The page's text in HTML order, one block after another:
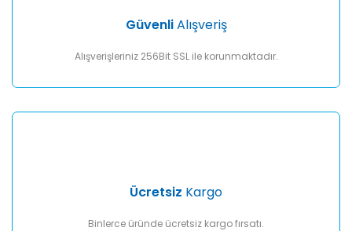
Ürün fiyatı diğer sitelerden daha pahalı.
GüvenliAlışveriş
Alışverişleriniz 256Bit SSL ile korunmaktadır.
Ücretsiz Kargo
Binlerce üründe ücretsiz kargo fırsatı.